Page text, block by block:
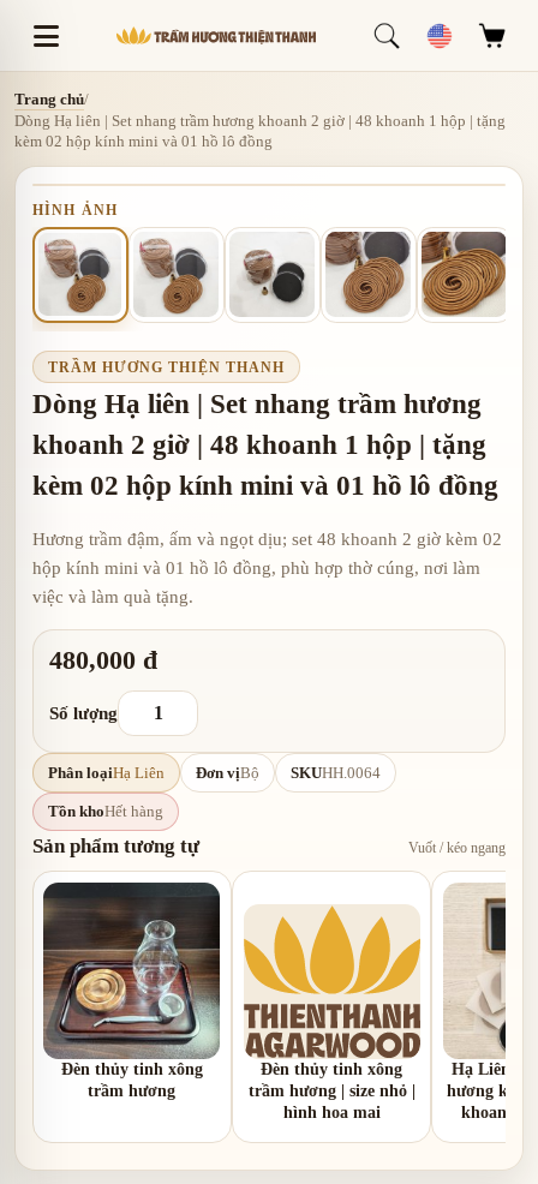
Trang chủ/
Dòng Hạ liên | Set nhang trầm hương khoanh 2 giờ | 48 khoanh 1 hộp | tặng
kèm 02 hộp kính mini và 01 hồ lô đồng
HÌNH ẢNH
TRẦM HƯƠNG THIỆN THANH
Dòng Hạ liên | Set nhang trầm hương
khoanh 2 giờ | 48 khoanh 1 hộp | tặng
kèm 02 hộp kính mini và 01 hồ lô đồng
Hương trầm đậm, ấm và ngọt dịu; set 48 khoanh 2 giờ kèm 02
hộp kính mini và 01 hồ lô đồng, phù hợp thờ cúng, nơi làm
việc và làm quà tặng.
480,000 đ
Số lượng
Phân loạiHạ Liên Đơn vịBộ SKUHH.0064
Tồn khoHết hàng
Sản phẩm tương tự Vuốt / kéo ngang
Đèn thủy tinh xông
trầm hương
Đèn thủy tinh xông
trầm hương | size nhỏ |
hình hoa mai
Hạ Liên |
hương
khoanh |